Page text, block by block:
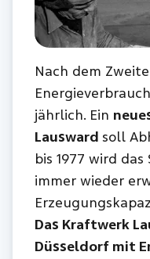
Nach dem
jährlich. Ein
Lausward soll
bis 1977 wird
immer wieder
Das Kraftwerk
Düsseldorf mit